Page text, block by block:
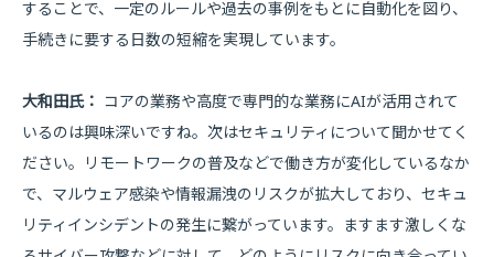
することで、一定のルールや過去の事例をもとに自動化を図り、
手続きに要する日数の短縮を実現しています。
大和田氏： コアの業務や高度で専門的な業務にAIが活用されて
いるのは興味深いですね。次はセキュリティについて聞かせてく
ださい。リモートワークの普及などで働き方が変化しているなか
で、マルウェア感染や情報漏洩のリスクが拡大しており、セキュ
リティインシデントの発生に繋がっています。ますます激しくな